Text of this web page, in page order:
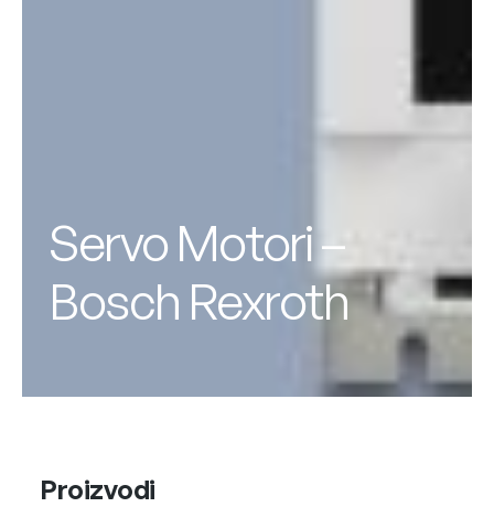
Servo Motori –
Bosch Rexroth
Proizvodi